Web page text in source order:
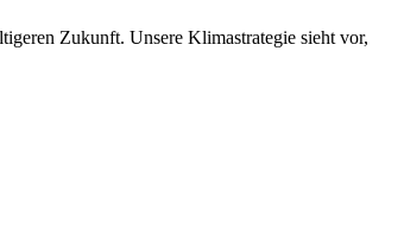
Zukunft. Unsere Klimastrategie sieht vor,